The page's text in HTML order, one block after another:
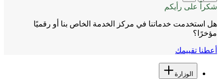
على رأيكم
استخدمت خدماتنا في مركز الخدمة الخاص بنا أو رقميًا
تقييمك
الوزارة